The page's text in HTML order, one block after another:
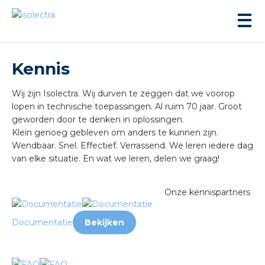
Kennis
Wij zijn Isolectra. Wij durven te zeggen dat we voorop
lopen in technische toepassingen. Al ruim 70 jaar. Groot
geworden door te denken in oplossingen.
Klein genoeg gebleven om anders te kunnen zijn.
Wendbaar. Snel. Effectief. Verrassend. We leren iedere dag
van elke situatie. En wat we leren, delen we graag!
Documentatie Bekijken
Onze kennispartners